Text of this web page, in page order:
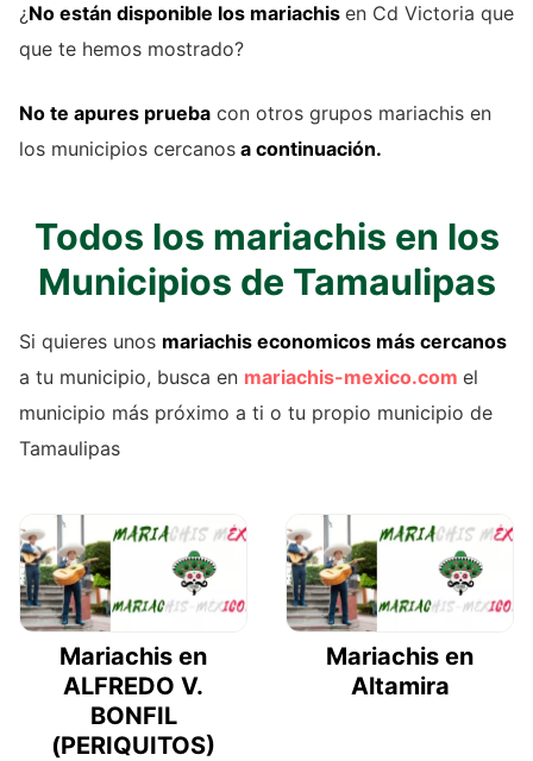
¿No están disponible los mariachis en Cd Victoria que
que te hemos mostrado?
No te apures prueba con otros grupos mariachis en
los municipios cercanos a continuación.
Todos los mariachis en los
Municipios de Tamaulipas
Si quieres unos mariachis economicos más cercanos
a tu municipio, busca en mariachis-mexico.com el
municipio más próximo a ti o tu propio municipio de
Tamaulipas
Mariachis en
ALFREDO V.
BONFIL
(PERIQUITOS)
Mariachis en
Altamira